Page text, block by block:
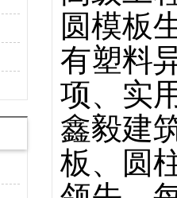
圆模板
有塑料
项、实
鑫毅建
板、圆